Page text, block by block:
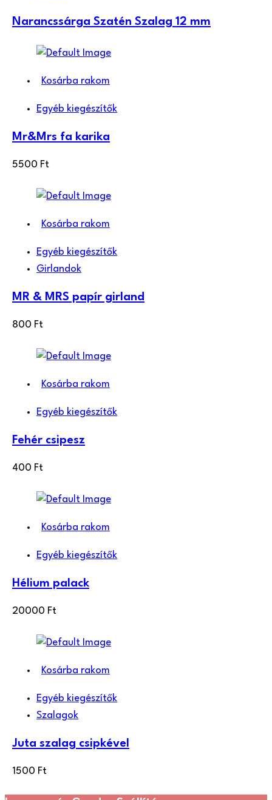
Narancssárga Szatén Szalag 12 mm
Kosárba rakom
Egyéb kiegészítők
Mr&Mrs fa karika
5500 Ft
Kosárba rakom
Egyéb kiegészítők
Girlandok
MR & MRS papír girland
800 Ft
Kosárba rakom
Egyéb kiegészítők
Fehér csipesz
400 Ft
Kosárba rakom
Egyéb kiegészítők
Hélium palack
20000 Ft
Kosárba rakom
Egyéb kiegészítők
Szalagok
Juta szalag csipkével
1500 Ft